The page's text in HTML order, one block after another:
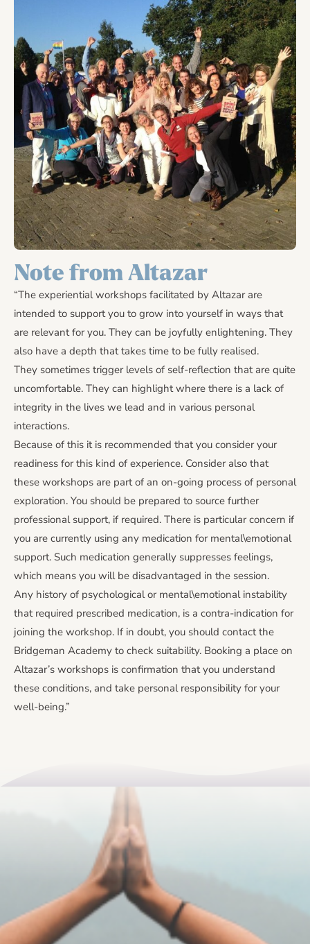
Note from Altazar
“The experiential workshops facilitated by Altazar are
intended to support you to grow into yourself in ways that
are relevant for you. They can be joyfully enlightening. They
also have a depth that takes time to be fully realised.
They sometimes trigger levels of self-reflection that are quite
uncomfortable. They can highlight where there is a lack of
integrity in the lives we lead and in various personal
interactions.
Because of this it is recommended that you consider your
readiness for this kind of experience. Consider also that
these workshops are part of an on-going process of personal
exploration. You should be prepared to source further
professional support, if required. There is particular concern if
you are currently using any medication for mental\emotional
support. Such medication generally suppresses feelings,
which means you will be disadvantaged in the session.
Any history of psychological or mental\emotional instability
that required prescribed medication, is a contra-indication for
joining the workshop. If in doubt, you should contact the
Bridgeman Academy to check suitability. Booking a place on
Altazar’s workshops is confirmation that you understand
these conditions, and take personal responsibility for your
well-being.”